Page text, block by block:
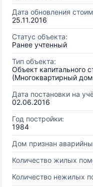
Дата обновления
25.11.2016
Статус объекта:
Ранее учтенный
Тип объекта:
Объект капитального
(Многоквартирный
Дата постановки на
02.06.2016
Год постройки:
1984
Дом признан
Количество жилых
Количество нежилых